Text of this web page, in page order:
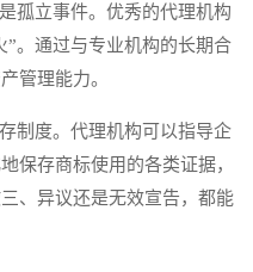
立事件。优秀的代理机构
”。通过与专业机构的长期合
管理能力。
度。代理机构可以指导企
保存商标使用的各类证据，
、异议还是无效宣告，都能